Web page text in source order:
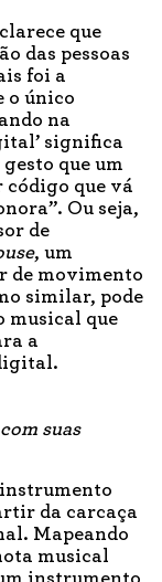
que
das pessoas
foi a
o único
na
significa
que um
código que vá
Ou seja,
de
, um
de movimento
similar, pode
musical que
a
suas
instrumento
da carcaça
Mapeando
musical